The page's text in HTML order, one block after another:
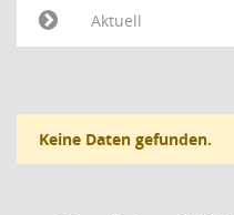
Aktuell
Keine Daten gefunden.